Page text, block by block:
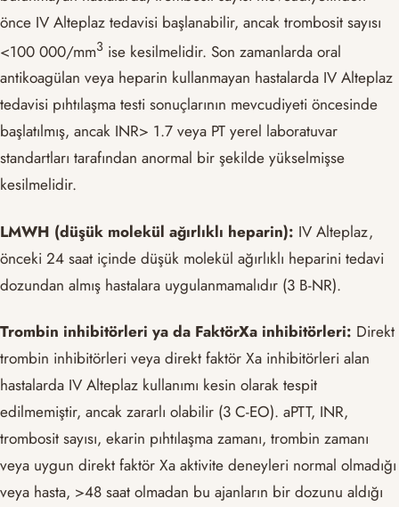
önce IV Alteplaz tedavisi başlanabilir, ancak trombosit sayısı
<100 000/mm3 ise kesilmelidir. Son zamanlarda oral
antikoagülan veya heparin kullanmayan hastalarda IV Alteplaz
tedavisi pıhtılaşma testi sonuçlarının mevcudiyeti öncesinde
başlatılmış, ancak INR> 1.7 veya PT yerel laboratuvar
standartları tarafından anormal bir şekilde yükselmişse
kesilmelidir.
LMWH (düşük molekül ağırlıklı heparin): IV Alteplaz,
önceki 24 saat içinde düşük molekül ağırlıklı heparini tedavi
dozundan almış hastalara uygulanmamalıdır (3 B-NR).
Trombin inhibitörleri ya da FaktörXa inhibitörleri: Direkt
trombin inhibitörleri veya direkt faktör Xa inhibitörleri alan
hastalarda IV Alteplaz kullanımı kesin olarak tespit
edilmemiştir, ancak zararlı olabilir (3 C-EO). aPTT, INR,
trombosit sayısı, ekarin pıhtılaşma zamanı, trombin zamanı
veya uygun direkt faktör Xa aktivite deneyleri normal olmadığı
veya hasta, >48 saat olmadan bu ajanların bir dozunu aldığı